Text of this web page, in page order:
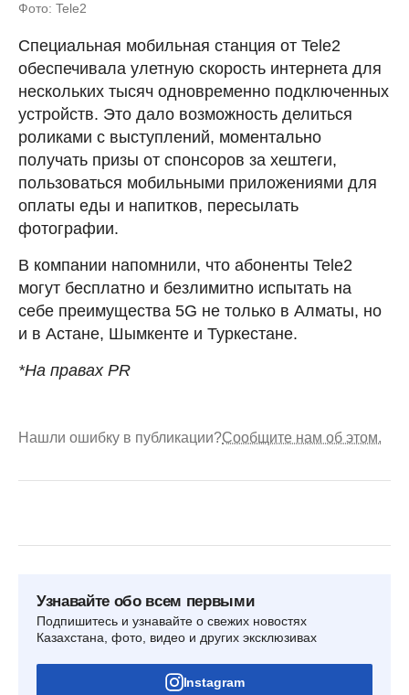
Фото: Tele2
Специальная мобильная станция от Tele2
обеспечивала улетную скорость интернета для
нескольких тысяч одновременно подключенных
устройств. Это дало возможность делиться
роликами с выступлений, моментально
получать призы от спонсоров за хештеги,
пользоваться мобильными приложениями для
оплаты еды и напитков, пересылать
фотографии.
В компании напомнили, что абоненты Tele2
могут бесплатно и безлимитно испытать на
себе преимущества 5G не только в Алматы, но
и в Астане, Шымкенте и Туркестане.
*На правах PR
Нашли ошибку в публикации?Сообщите нам об этом.
Узнавайте обо всем первыми
Подпишитесь и узнавайте о свежих новостях
Казахстана, фото, видео и других эксклюзивах
Instagram